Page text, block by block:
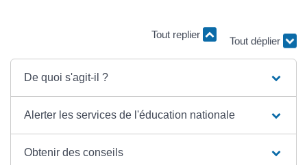
Tout replier
Tout déplier
De quoi s'agit-il ?
Alerter les services de l'éducation nationale
Obtenir des conseils